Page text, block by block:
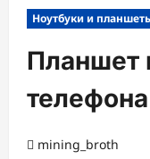
Ноутбуки и
Планшет
телефона
mining_broth